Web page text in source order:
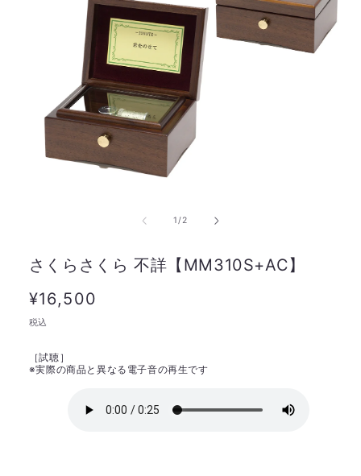
1/の
2
さくらさくら 不詳【MM310S+AC】
通
常
格
¥16,500
税込
［試聴］
※実際の商品と異なる電子音の再生です